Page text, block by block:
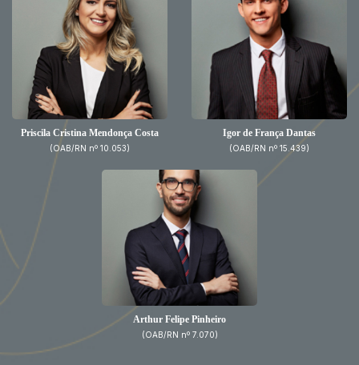
Priscila Cristina Mendonça Costa
(OAB/RN nº 10.053)
Igor de França Dantas
(OAB/RN nº 15.439)
Arthur Felipe Pinheiro
(OAB/RN nº 7.070)